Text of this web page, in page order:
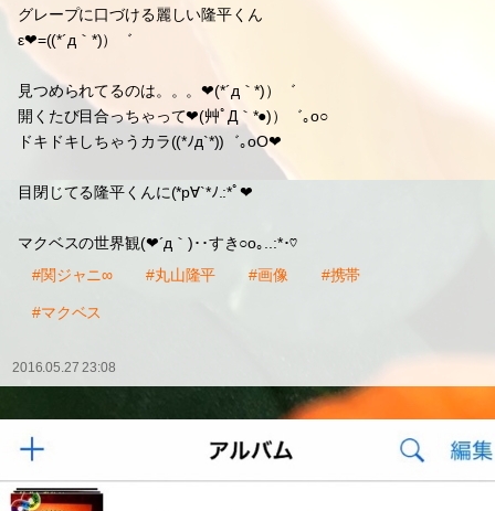
グレープに口づける麗しい隆平くん
ε❤=((*´д｀*)）゛
見つめられてるのは。。。❤(*´д｀*)）゛
開くたび目合っちゃって❤(艸ﾟД｀*●)）゛｡o○
ドキドキしちゃうカラ((*ﾉд`*))゛｡oO❤
目閉じてる隆平くんに(*p∀`*ﾉ.:*ﾟ❤
マクベスの世界観(❤´д｀)･･すき○o｡..:*･♡
#関ジャニ∞
#丸山隆平 #画像 #携帯
#マクベス
2016.05.27 23:08